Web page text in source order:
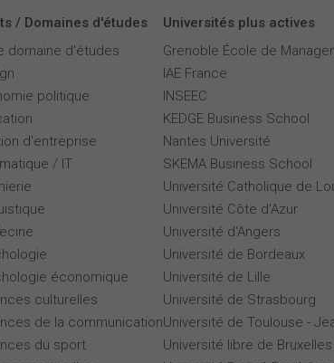
/ Domaines d'études
domaine d'études
politique
d'entreprise
/ IT
économique
culturelles
de la communication
du sport
Universités plus actives
Grenoble École de
IAE France
INSEEC
KEDGE Business School
Nantes Université
SKEMA Business School
Université Catholique de
Université Côte d'Azur
Université d'Angers
Université de Bordeaux
Université de Lille
Université de Strasbourg
Université de Toulouse -
Université libre de Bruxelles